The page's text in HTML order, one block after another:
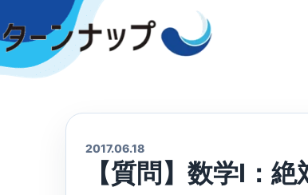
to
content
2017.06.18
【質問】数学Ⅰ：